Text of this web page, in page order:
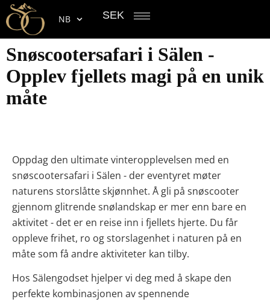
NB SEK
Snøscootersafari i Sälen -
Opplev fjellets magi på en unik
måte
Oppdag den ultimate vinteropplevelsen med en
snøscootersafari i Sälen - der eventyret møter
naturens storslåtte skjønnhet. Å gli på snøscooter
gjennom glitrende snølandskap er mer enn bare en
aktivitet - det er en reise inn i fjellets hjerte. Du får
oppleve frihet, ro og storslagenhet i naturen på en
måte som få andre aktiviteter kan tilby.
Hos Sälengodset hjelper vi deg med å skape den
perfekte kombinasjonen av spennende